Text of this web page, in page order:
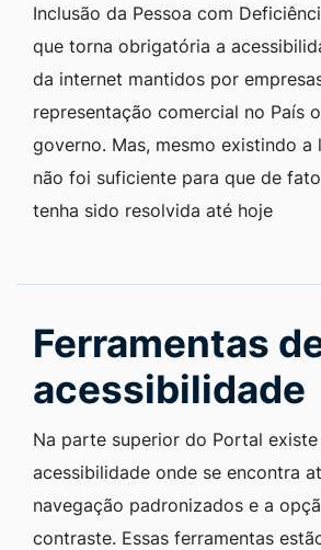
Inclusão da Pessoa com
que torna obrigatória a
da internet mantidos por
representação comercial no País
governo. Mas, mesmo existindo a
não foi suficiente para que de
tenha sido resolvida até hoje
Ferramentas
acessibilidade
Na parte superior do Portal
acessibilidade onde se encontra
navegação padronizados e a
contraste. Essas ferramentas